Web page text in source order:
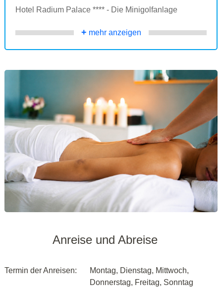
Hotel Radium Palace **** - Die Minigolfanlage
+ mehr anzeigen
Anreise und Abreise
Termin der Anreisen:
Montag, Dienstag, Mittwoch,
Donnerstag, Freitag, Sonntag